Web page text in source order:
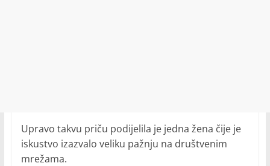
Upravo takvu priču podijelila je jedna žena čije je
iskustvo izazvalo veliku pažnju na društvenim
mrežama.